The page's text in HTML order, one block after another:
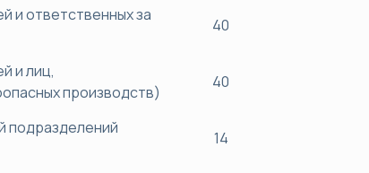
и ответственных за
40
и лиц,
производств)
40
подразделений
14